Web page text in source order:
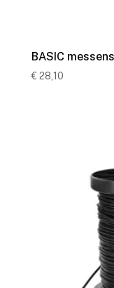
BASIC
€ 28,10